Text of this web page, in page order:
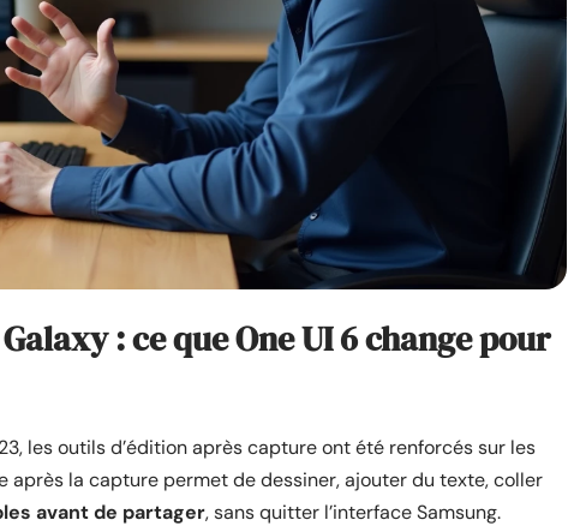
: ce que One UI 6 change pour
les outils d’édition après capture ont été renforcés sur les
après la capture permet de dessiner, ajouter du texte, coller
avant de partager, sans quitter l’interface Samsung.